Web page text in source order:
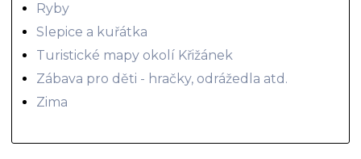
Ryby
Slepice a kuřátka
Turistické mapy okolí Křižánek
Zábava pro děti - hračky, odrážedla atd.
Zima